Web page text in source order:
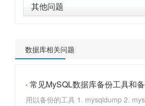
其他问题
数据库相关问题
常见MySQL数据库备份工具和
用以备份的工具 1. mysqldump 2.